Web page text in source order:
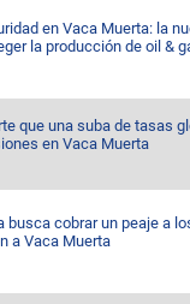
en Vaca Muerta: la
la producción de oil &
que una suba de tasas
en Vaca Muerta
busca cobrar un peaje a
a Vaca Muerta